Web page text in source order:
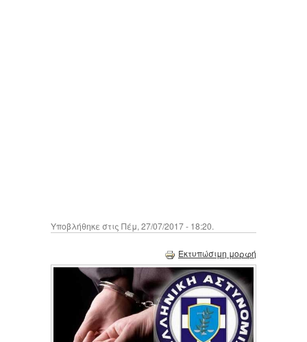
Υποβλήθηκε στις Πέμ, 27/07/2017 - 18:20.
Εκτυπώσιμη μορφή